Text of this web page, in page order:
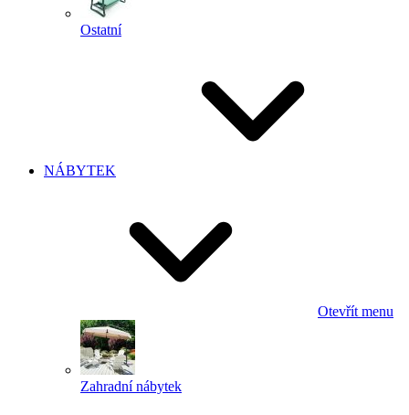
Ostatní
NÁBYTEK
Otevřít menu
Zahradní nábytek